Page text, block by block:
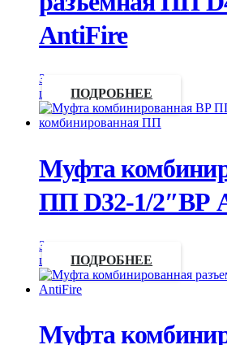
AntiFire
Запросить
цену
ПОДРОБНЕЕ
Муфта
ПП D32-1/2″ВР
Запросить
цену
ПОДРОБНЕЕ
Муфта